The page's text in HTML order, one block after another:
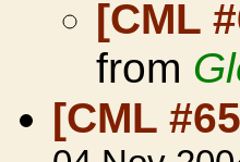
[CML
from
[CML